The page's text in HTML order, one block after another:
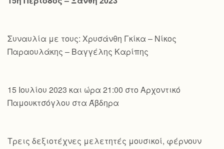
Συναυλία με τους: Χρυσάνθη Γκίκα – Νίκος
Παραουλάκης – Βαγγέλης Καρίπης
15 Ιουλίου 2023 και ώρα 21:00 στο Αρχοντικό
Παμουκτσόγλου στα Άβδηρα
Τρεις δεξιοτέχνες μελετητές μουσικοί, φέρνουν